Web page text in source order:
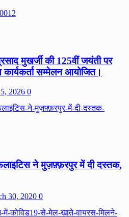
मुखर्जी की 125वीं जयंती पर
कार्यकर्ता सम्मेलन आयोजित।
2026 0
ने मुज़फ़्फ़रपुर में दी दस्तक,
30, 2020 0